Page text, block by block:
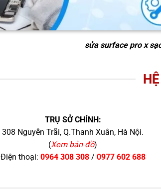
sửa surface pro x
TRỤ SỞ CHÍNH:
308 Nguyễn Trãi, Q.Thanh Xuân, Hà Nội.
(Xem bản đồ)
Điện thoại: 0964 308 308/ 0977 602 688